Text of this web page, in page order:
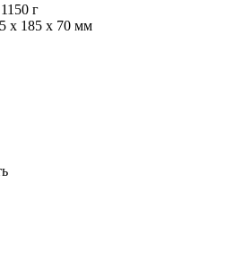
г
x 185 x 70 мм